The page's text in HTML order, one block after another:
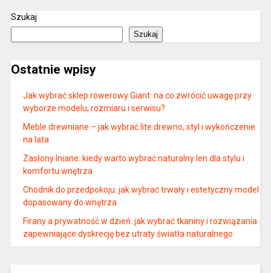
Szukaj
Szukaj
Ostatnie wpisy
Jak wybrać sklep rowerowy Giant: na co zwrócić uwagę przy
wyborze modelu, rozmiaru i serwisu?
Meble drewniane – jak wybrać lite drewno, styl i wykończenie
na lata
Zasłony lniane: kiedy warto wybrać naturalny len dla stylu i
komfortu wnętrza
Chodnik do przedpokoju: jak wybrać trwały i estetyczny model
dopasowany do wnętrza
Firany a prywatność w dzień: jak wybrać tkaniny i rozwiązania
zapewniające dyskrecję bez utraty światła naturalnego